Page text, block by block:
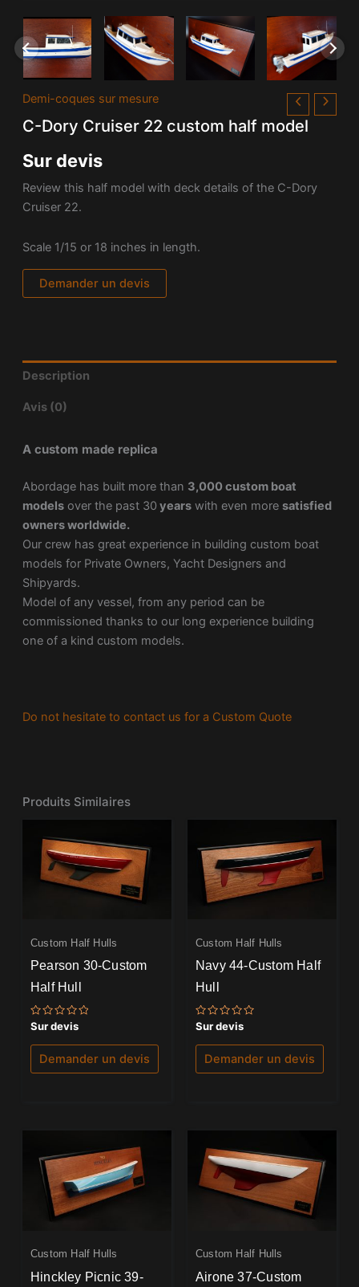
Demi-coques sur mesure
C-Dory Cruiser 22 custom half model
Sur devis
Review this half model with deck details of the C-Dory
Cruiser 22.
Scale 1/15 or 18 inches in length.
Demander un devis
Description
Avis (0)
A custom made replica
Abordage has built more than 3,000 custom boat
modelsover the past 30 yearswith even more satisfied
owners worldwide.
Our crew has great experience in building custom boat
models for Private Owners, Yacht Designers and
Shipyards.
Model of any vessel, from any period can be
commissioned thanks to our long experience building
one of a kind custom models.
Do not hesitate to contact us for a Custom Quote
Produits Similaires
Custom Half Hulls
Pearson 30-Custom
Half Hull
Note
0
sur
Sur devis
Demander un devis
Custom Half Hulls
Navy 44-Custom Half
Hull
Note
0
sur
Sur devis
Demander un devis
Custom Half Hulls
Hinckley Picnic 39-
Custom Half Hulls
Airone 37-Custom